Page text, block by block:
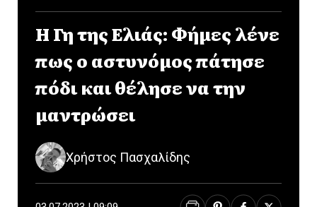
Η Γη της Ελιάς: Φήμες λένε
πως ο αστυνόμος πάτησε
πόδι και θέλησε να την
μαντρώσει
Χρήστος Πασχαλίδης